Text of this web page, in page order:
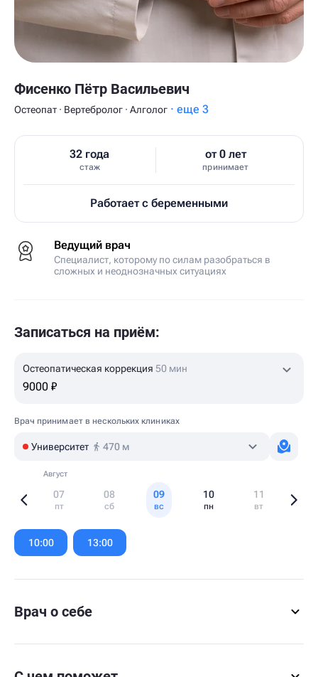
Фисенко Пётр Васильевич
Остеопат · Вертебролог · Алголог · еще 3
32 года
стаж
от 0 лет
принимает
Работает с беременными
Ведущий врач
Специалист, которому по силам разобраться в
сложных и неоднозначных ситуациях
Записаться на приём:
Остеопатическая коррекция 50 мин
9000 ₽
Врач принимает в нескольких клиниках
Университет 470 м
Август
07
пт
08
сб
09
вс
10
пн
11
вт
of
6
10:00 13:00
Врач о себе